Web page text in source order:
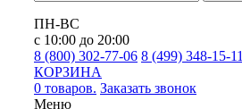
ПН-ВС
с 10:00 до 20:00
8 (800) 302-77-06 8 (499) 348-15-11
КОРЗИНА
0 товаров. Заказать звонок
Меню